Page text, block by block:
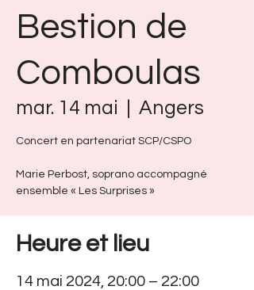
Bestion de
Comboulas
mar. 14 mai Angers
Concert en partenariat SCP/CSPO
Marie Perbost, soprano accompagné
ensemble « Les Surprises »
Heure et lieu
14 mai 2024, 20:00 – 22:00